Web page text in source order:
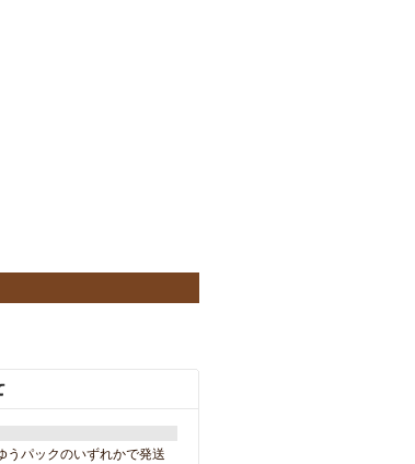
うパックのいずれかで発送